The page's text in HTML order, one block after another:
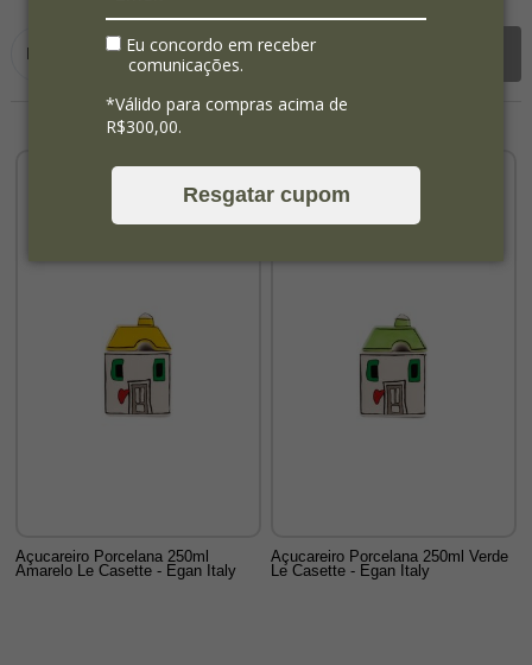
Eu concordo em receber
comunicações.
*Válido para compras acima de
R$300,00.
Resgatar cupom
Açucareiro Porcelana 250ml
Amarelo Le Casette - Egan Italy
Açucareiro Porcelana 250ml Verde
Le Casette - Egan Italy